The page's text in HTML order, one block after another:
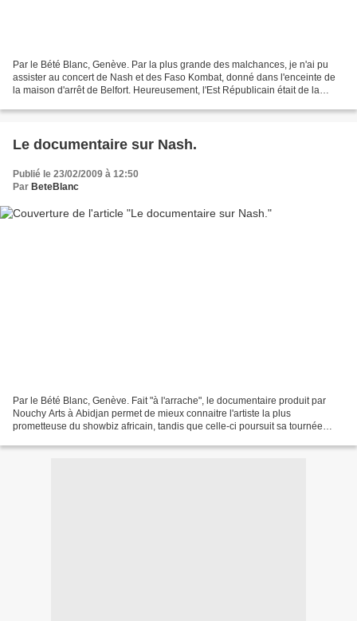
Par le Bété Blanc, Genève. Par la plus grande des malchances, je n'ai pu
assister au concert de Nash et des Faso Kombat, donné dans l'enceinte de
la maison d'arrêt de Belfort. Heureusement, l'Est Républicain était de la
Le documentaire sur Nash.
Publié le 23/02/2009 à 12:50
Par BeteBlanc
Par le Bété Blanc, Genève. Fait "à l'arrache", le documentaire produit par
Nouchy Arts à Abidjan permet de mieux connaitre l'artiste la plus
prometteuse du showbiz africain, tandis que celle-ci poursuit sa tournée